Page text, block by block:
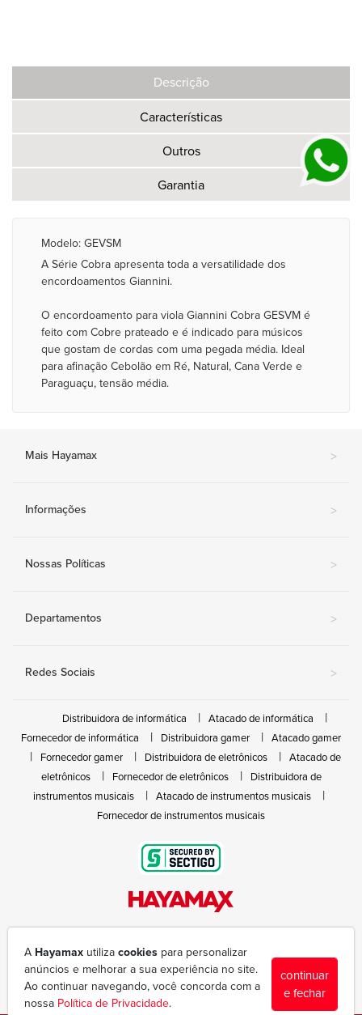
Descrição
Características
Outros
Garantia
Modelo: GEVSM
A Série Cobra apresenta toda a versatilidade dos
encordoamentos Giannini.
O encordoamento para viola Giannini Cobra GESVM é
feito com Cobre prateado e é indicado para músicos
que gostam de cordas com uma pegada média. Ideal
para afinação Cebolão em Ré, Natural, Cana Verde e
Paraguaçu, tensão média.
Mais Hayamax >
Informações >
Nossas Políticas >
Departamentos >
Redes Sociais >
Distribuidora de informática
Atacado de informática
Fornecedor de informática
Distribuidora gamer
Atacado gamer
Fornecedor gamer
Distribuidora de eletrônicos
Atacado de
eletrônicos
Fornecedor de eletrônicos
Distribuidora de
instrumentos musicais
Atacado de instrumentos musicais
Fornecedor de instrumentos musicais
(43) 3377-6600
hayamax@hayamax.com.br
Segunda à sexta das 8:00 às 18:00
A Hayamax utiliza cookies para personalizar
anúncios e melhorar a sua experiência no site.
Ao continuar navegando, você concorda com a
nossa Política de Privacidade.
continuar
e fechar